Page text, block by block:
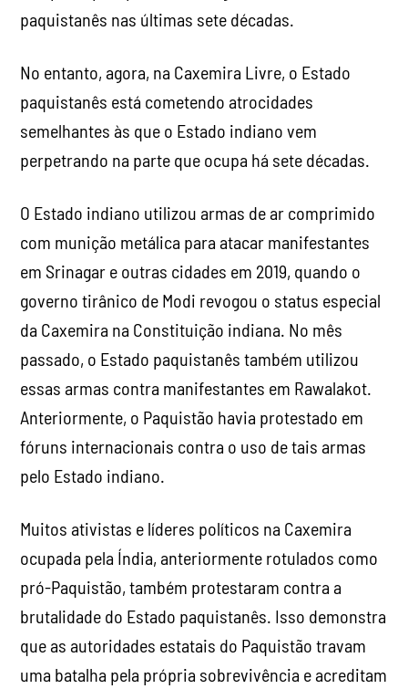
paquistanês nas últimas sete décadas.
No entanto, agora, na Caxemira Livre, o Estado
paquistanês está cometendo atrocidades
semelhantes às que o Estado indiano vem
perpetrando na parte que ocupa há sete décadas.
O Estado indiano utilizou armas de ar comprimido
com munição metálica para atacar manifestantes
em Srinagar e outras cidades em 2019, quando o
governo tirânico de Modi revogou o status especial
da Caxemira na Constituição indiana. No mês
passado, o Estado paquistanês também utilizou
essas armas contra manifestantes em Rawalakot.
Anteriormente, o Paquistão havia protestado em
fóruns internacionais contra o uso de tais armas
pelo Estado indiano.
Muitos ativistas e líderes políticos na Caxemira
ocupada pela Índia, anteriormente rotulados como
pró-Paquistão, também protestaram contra a
brutalidade do Estado paquistanês. Isso demonstra
que as autoridades estatais do Paquistão travam
uma batalha pela própria sobrevivência e acreditam